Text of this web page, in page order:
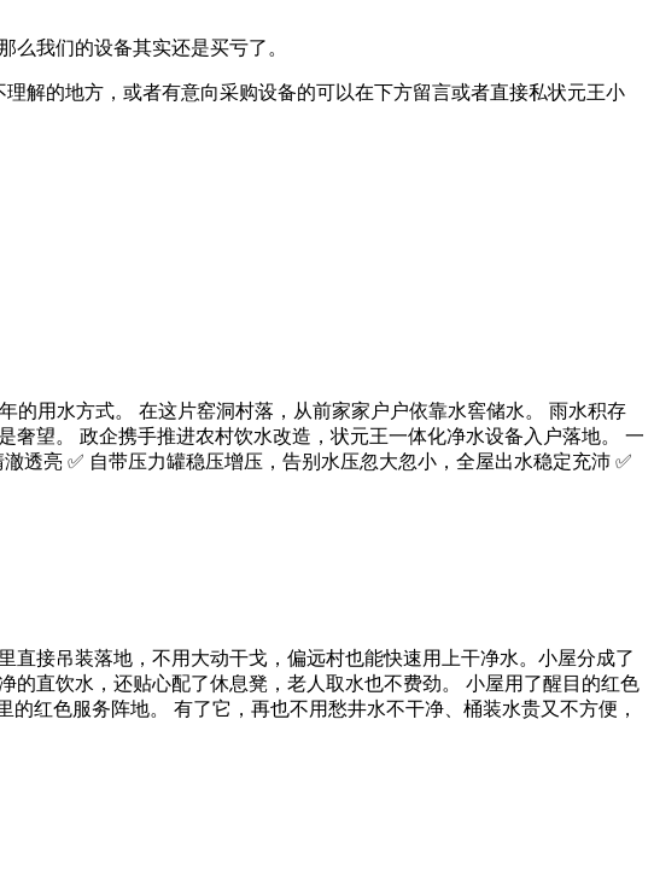
我们的设备其实还是买亏了。
理解的地方，或者有意向采购设备的可以在下方留言或者直接私状元王小
的用水方式。 在这片窑洞村落，从前家家户户依靠水窖储水。 雨水积存
望。 政企携手推进农村饮水改造，状元王一体化净水设备入户落地。 一
透亮 ✅ 自带压力罐稳压增压，告别水压忽大忽小，全屋出水稳定充沛 ✅
接吊装落地，不用大动干戈，偏远村也能快速用上干净水。小屋分成了
直饮水，还贴心配了休息凳，老人取水也不费劲。 小屋用了醒目的红色
红色服务阵地。 有了它，再也不用愁井水不干净、桶装水贵又不方便，